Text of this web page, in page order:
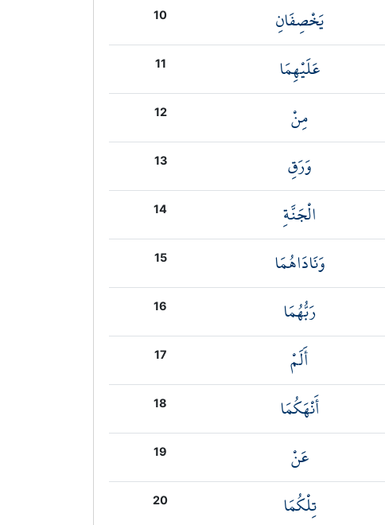
10 يَخْصِفَانِ
11 عَلَيْهِمَا
12 مِنْ
13 وَرَقِ
14 الْجَنَّةِ
15 وَنَادَاهُمَا
16 رَبُّهُمَا
17 أَلَمْ
18 أَنْهَكُمَا
19 عَنْ
20 تِلْكُمَا